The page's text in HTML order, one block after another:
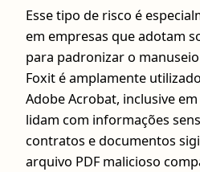
Esse tipo de risco é
em empresas que adotam
para padronizar o
Foxit é amplamente
Adobe Acrobat, inclusive
lidam com informações
contratos e documentos
arquivo PDF malicioso